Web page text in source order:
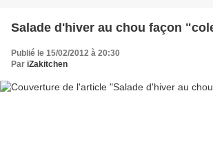
Salade d'hiver au chou façon
Publié le 15/02/2012 à 20:30
Par iZakitchen